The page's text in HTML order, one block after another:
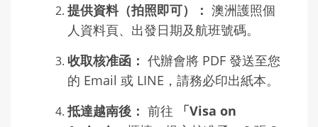
提供資料（拍照即可）： 澳洲護照個
人資料頁、出發日期及航班號碼。
收取核准函： 代辦會將 PDF 發送至您
的 Email 或 LINE，請務必印出紙本。
抵達越南後： 前往
「Visa on